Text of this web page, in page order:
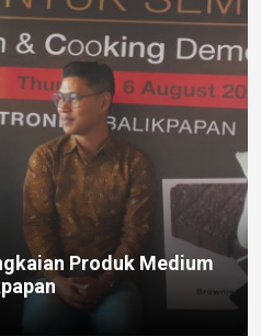
Produk Medium